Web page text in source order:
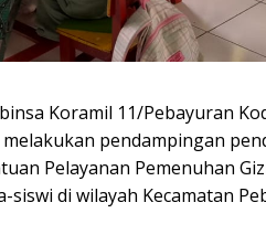
Koramil 11/Pebayuran
pendampingan
Pelayanan Pemenuhan
siswi di wilayah Kecamatan